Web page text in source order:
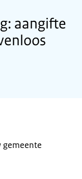
aangifte
gemeente